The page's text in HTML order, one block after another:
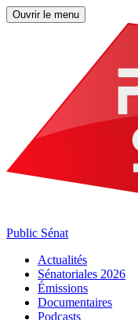
Ouvrir le menu
Public Sénat
Actualités
Sénatoriales 2026
Émissions
Documentaires
Podcasts